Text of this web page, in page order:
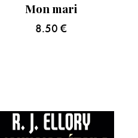
Mon mari
8.50€